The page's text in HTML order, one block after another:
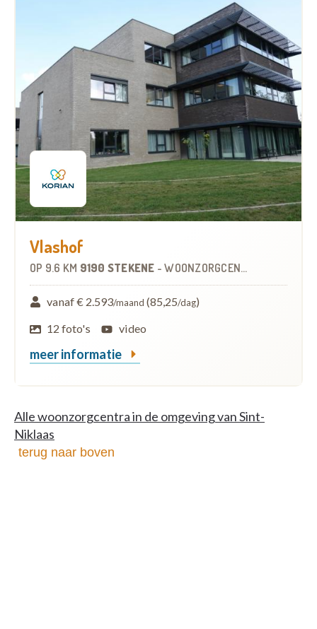
Vlashof
OP 9.6 KM 9190 STEKENE -WOONZORGCENTRUM (WZC)
vanaf € 2.593/maand (85,25/dag)
12 foto's
video
meer informatie
Alle woonzorgcentra in de omgeving van Sint-
Niklaas
terug naar boven